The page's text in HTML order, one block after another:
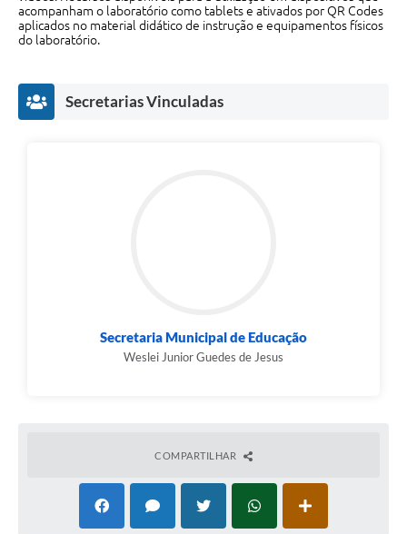
SIC
Contato
Fotos - Eventos Oficiais
acompanham o laboratório como tablets e ativados por QR Codes
aplicados no material didático de instrução e equipamentos físicos
do laboratório.
Secretarias Vinculadas
Secretaria Municipal de Educação
Weslei Junior Guedes de Jesus
COMPARTILHAR